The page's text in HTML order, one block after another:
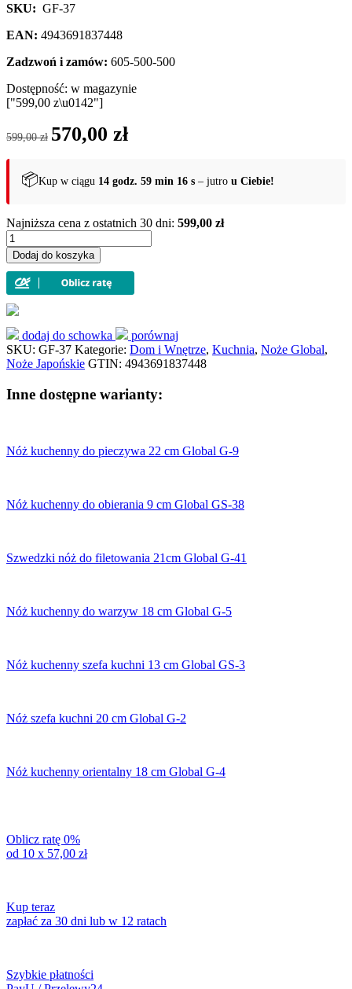
SKU: GF-37
EAN: 4943691837448
Zadzwoń i zamów: 605-500-500
Dostępność: w magazynie
["599,00 z\u0142"]
599,00zł
Pierwotna
cena
570,00 złcena
📦Kup w ciągu 14 godz. 59 min 16 s – jutro u Ciebie!
Najniższa cena z ostatnich 30 dni: 599,00 zł
ilość
Europejski
nóż
do
porcjowania
22
Global
GF-
37
Dodaj do koszyka
dodaj do schowka
porównaj
SKU: GF-37 Kategorie: Dom i Wnętrze, Kuchnia, Noże Global,
Noże Japońskie GTIN: 4943691837448
Inne dostępne warianty:
Nóż kuchenny do pieczywa 22 cm Global G-9
Nóż kuchenny do obierania 9 cm Global GS-38
Szwedzki nóż do filetowania 21cm Global G-41
Nóż kuchenny do warzyw 18 cm Global G-5
Nóż kuchenny szefa kuchni 13 cm Global GS-3
Nóż szefa kuchni 20 cm Global G-2
Nóż kuchenny orientalny 18 cm Global G-4
Oblicz ratę 0%
od 10 x 57,00 zł
Kup teraz
zapłać za 30 dni lub w 12 ratach
Szybkie płatności